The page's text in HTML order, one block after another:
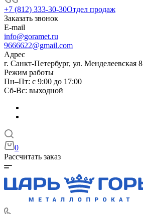
+7 (812) 333-30-30Отдел продаж
Заказать звонок
E-mail
info@goramet.ru
9666622@gmail.com
Адрес
г. Санкт-Петербург, ул. Менделеевская 8
Режим работы
Пн–Пт: с 9:00 до 17:00
Сб-Вс: выходной
0
Рассчитать заказ